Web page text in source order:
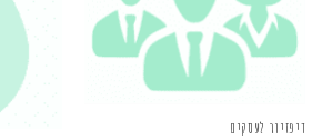
דיפזיור לעסקים